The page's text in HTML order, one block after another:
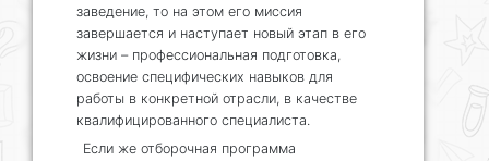
заведение, то на этом его миссия
завершается и наступает новый этап в его
жизни – профессиональная подготовка,
освоение специфических навыков для
работы в конкретной отрасли, в качестве
квалифицированного специалиста.
Если же отборочная программа